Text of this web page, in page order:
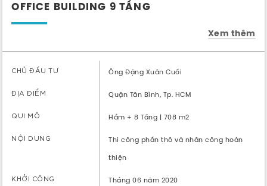
OFFICE BUILDING 9 TẦNG
Xem thêm
CHỦ ĐẦU TƯ Ông Đặng Xuân Cuối
ĐỊA ĐIỂM Quận Tân Bình, Tp. HCM
QUI MÔ Hầm + 8 Tầng | 708 m2
NỘI DUNG
Thi công phần thô và nhân công hoàn
thiện
KHỞI CÔNG Tháng 06 năm 2020